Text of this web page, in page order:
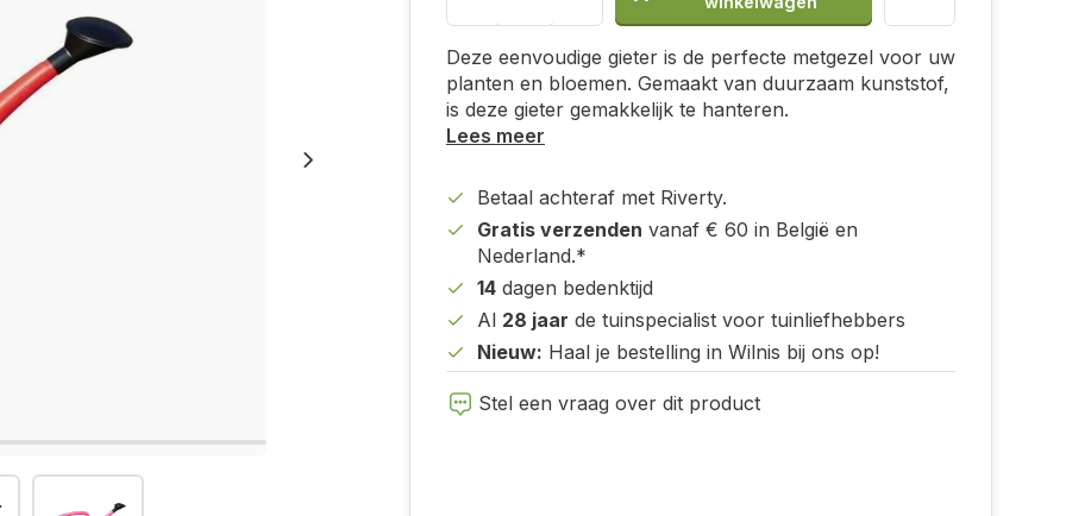
Deze eenvoudige gieter is de perfecte metgezel voor uw
planten en bloemen. Gemaakt van duurzaam kunststof,
is deze gieter gemakkelijk te hanteren.
Lees meer
Betaal achteraf met Riverty.
Gratis verzenden vanaf € 60 in België en
Nederland.*
14 dagen bedenktijd
Al 28 jaar de tuinspecialist voor tuinliefhebbers
Nieuw: Haal je bestelling in Wilnis bij ons op!
Stel een vraag over dit product